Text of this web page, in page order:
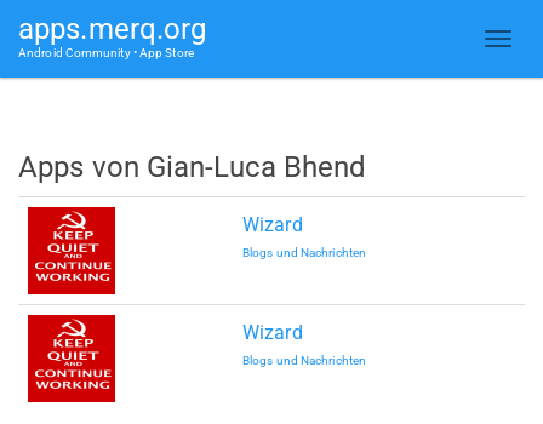
apps.merq.org
Android Community • App Store
Apps von Gian-Luca Bhend
Wizard
Blogs und Nachrichten
Wizard
Blogs und Nachrichten